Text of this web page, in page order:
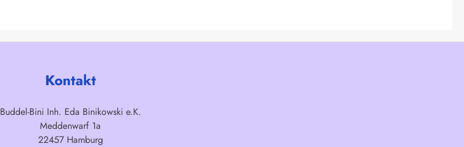
Kontakt
Buddel-Bini Inh. Eda Binikowski e.K.
Meddenwarf 1a
22457 Hamburg